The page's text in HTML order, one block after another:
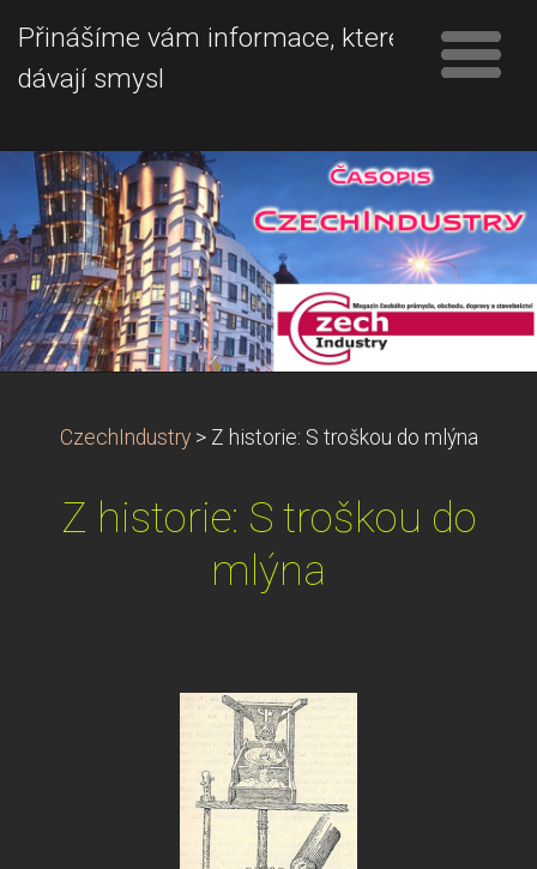
Přinášíme vám informace, které
dávají smysl
CzechIndustry > Z historie: S troškou do mlýna
Z historie: S troškou do
mlýna